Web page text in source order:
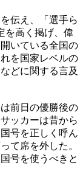
伝え、「選手ら
を高く掲げ、偉
いている全国の
を国家レベルの
どに関する言及
前日の優勝後の
ッカーは昔から
号を正しく呼ん
て席を外した。
号を使うべきと